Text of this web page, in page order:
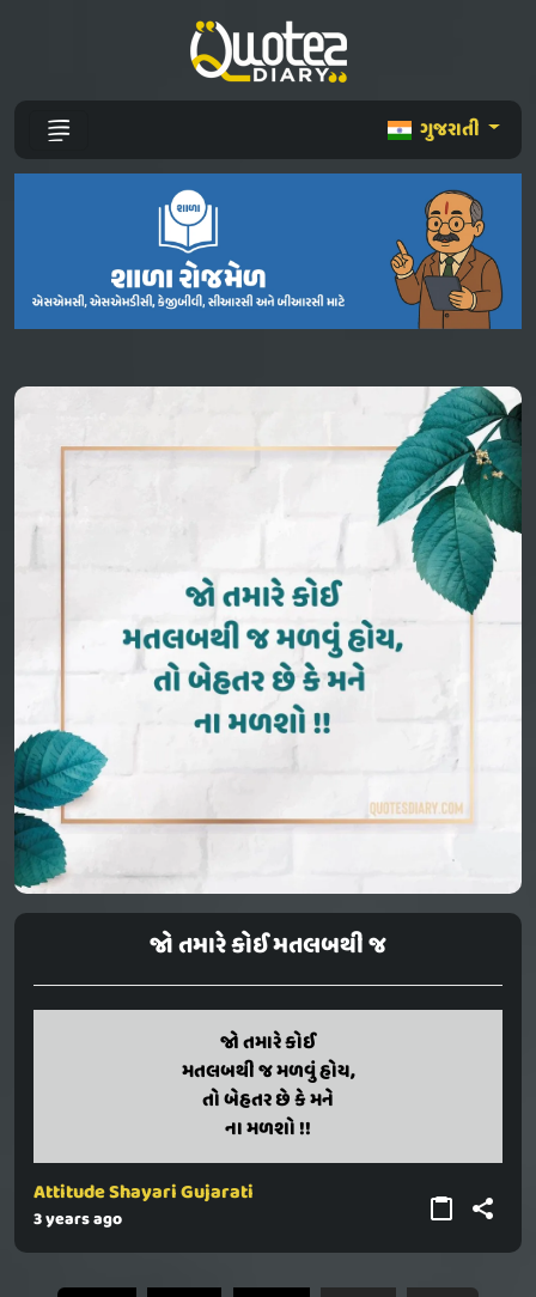
ગુજરાતી
જો તમારે કોઈ મતલબથી જ
જો તમારે કોઈ
મતલબથી જ મળવું હોય,
તો બેહતર છે કે મને
ના મળશો !!
Jo tamare koi
matalabathi j malavu hoy,
to behatar chhe ke mane
na malasho !!
Attitude Shayari Gujarati
3 years ago